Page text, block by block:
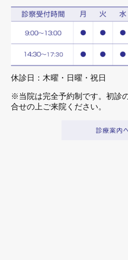
休診日：木曜・日曜・祝日
※当院は完全予約制です。初診
合せの上ご来院ください。